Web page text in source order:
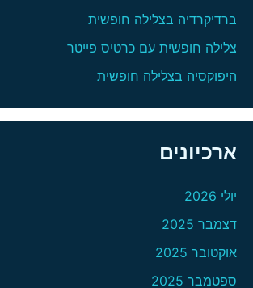
ברדיקרדיה בצלילה חופשית
צלילה חופשית עם כרטיס פייטר
היפוקסיה בצלילה חופשית
ארכיונים
יולי 2026
דצמבר 2025
אוקטובר 2025
ספטמבר 2025